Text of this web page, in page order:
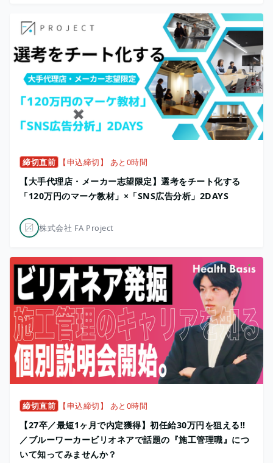
締切直前 【申込締切】 あと0時間
【大手代理店・メーカー志望限定】選考をチート化する
「120万円のマーケ教材」×「SNS広告分析」2DAYS
株式会社 FA Project
締切直前 【申込締切】 あと0時間
【27卒／最短1ヶ月で内定獲得】初任給30万円を狙える!!
／ブルーワーカービリオネアで話題の『施工管理職』につ
いて知ってみませんか？